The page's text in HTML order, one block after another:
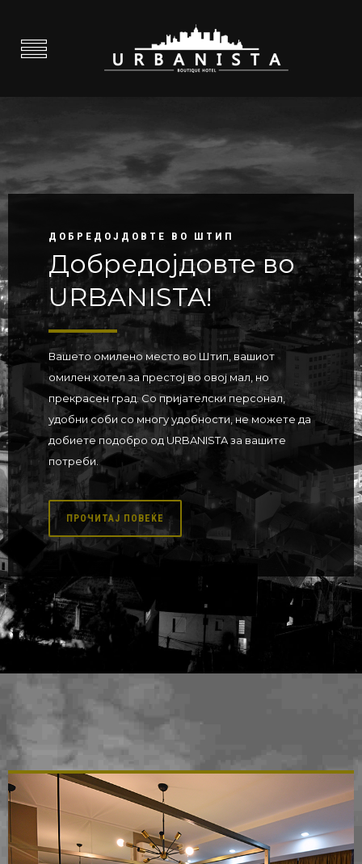
ДОБРЕДОЈДОВТЕ ВО ШТИП
Добредојдовте во
URBANISTA!
Вашето омилено место во Штип, вашиот
омилен хотел за престој во овој мал, но
прекрасен град. Со пријателски персонал,
удобни соби со многу удобности, не можете да
добиете подобро од URBANISTA за вашите
потреби.
ПРОЧИТАЈ ПОВЕЌЕ